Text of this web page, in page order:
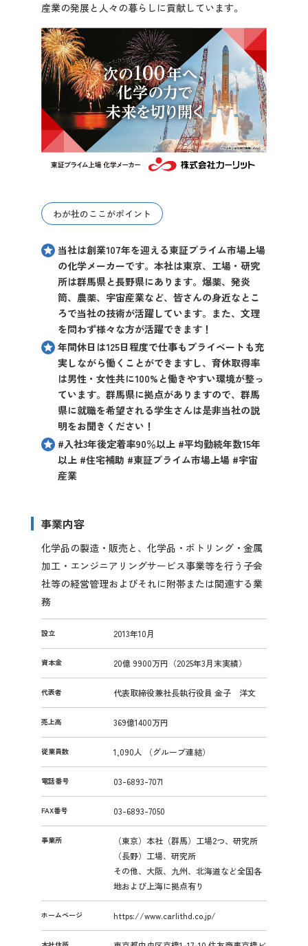
会員登録
ログイン
産業の発展と人々の暮らしに貢献しています。
わが社のここがポイント
当社は創業107年を迎える東証プライム市場上場
の化学メーカーです。本社は東京、工場・研究
所は群馬県と長野県にあります。爆薬、発炎
筒、農薬、宇宙産業など、皆さんの身近なとこ
ろで当社の技術が活躍しています。また、文理
を問わず様々な方が活躍できます！
年間休日は125日程度で仕事もプライベートも充
実しながら働くことができますし、育休取得率
は男性・女性共に100%と働きやすい環境が整っ
ています。群馬県に拠点がありますので、群馬
県に就職を希望される学生さんは是非当社の説
明をお聞きください！
#入社3年後定着率90％以上 #平均勤続年数15年
以上 #住宅補助 #東証プライム市場上場 #宇宙
産業
事業内容
化学品の製造・販売と、化学品・ボトリング・金属
加工・エンジニアリングサービス事業等を行う子会
社等の経営管理およびそれに附帯または関連する業
務
設立 2013年10月
資本金 20億 9900万円（2025年3月末実績）
代表者 代表取締役兼社長執行役員 金子 洋文
売上高 369億1400万円
従業員数 1,090人 （グループ連結）
電話番号 03-6893-7071
FAX番号 03-6893-7050
事業所
（東京）本社（群馬）工場2つ、研究所
（長野）工場、研究所
その他、大阪、九州、北海道など全国各
地および上海に拠点有り
ホームページ https://www.carlithd.co.jp/